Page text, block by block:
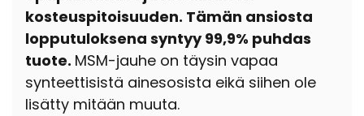
kosteuspitoisuuden. Tämän ansiosta
lopputuloksena syntyy 99,9% puhdas
tuote. MSM-jauhe on täysin vapaa
synteettisistä ainesosista eikä siihen ole
lisätty mitään muuta.